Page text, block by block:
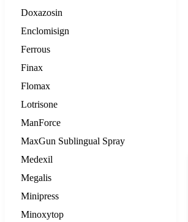
Doxazosin
Enclomisign
Ferrous
Finax
Flomax
Lotrisone
ManForce
MaxGun Sublingual Spray
Medexil
Megalis
Minipress
Minoxytop